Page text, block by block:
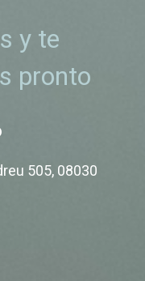
y te
pronto
505, 08030